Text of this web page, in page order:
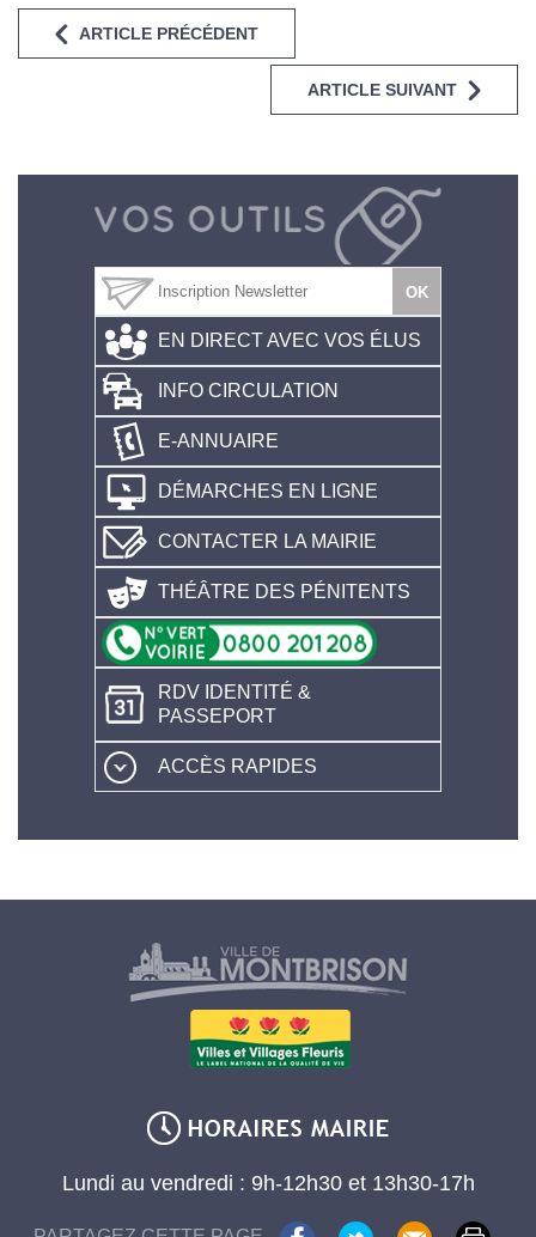
ARTICLE PRÉCÉDENT
ARTICLE SUIVANT
EN DIRECT AVEC VOS ÉLUS
INFO CIRCULATION
E-ANNUAIRE
DÉMARCHES EN LIGNE
CONTACTER LA MAIRIE
THÉÂTRE DES PÉNITENTS
RDV IDENTITÉ &
PASSEPORT
ACCÈS RAPIDES
Lundi au vendredi : 9h-12h30 et 13h30-17h